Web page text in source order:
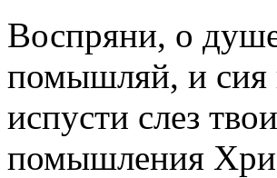
Воспряни, о
помышляй, и сия
испусти слез
помышления